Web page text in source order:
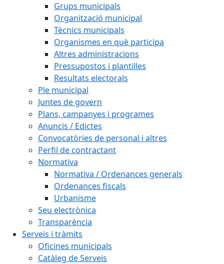
Grups municipals
Organització municipal
Tècnics municipals
Organismes en què participa
Altres administracions
Pressupostos i plantilles
Resultats electorals
Ple municipal
Juntes de govern
Plans, campanyes i programes
Anuncis / Edictes
Convocatòries de personal i altres
Perfil de contractant
Normativa
Normativa / Ordenances generals
Ordenances fiscals
Urbanisme
Seu electrònica
Transparència
Serveis i tràmits
Oficines municipals
Catàleg de Serveis